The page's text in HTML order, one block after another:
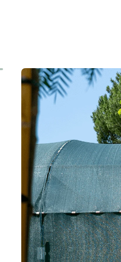
Passa alle informazioni